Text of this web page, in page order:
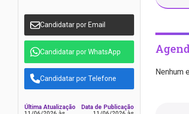
Candidatar por Email
Candidatar por WhatsApp
Candidatar por Telefone
Última Atualização
Data de Publicação
Nenhum